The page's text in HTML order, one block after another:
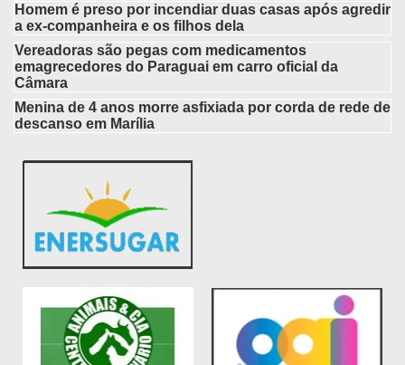
Homem é preso por incendiar duas casas após agredir
a ex-companheira e os filhos dela
Vereadoras são pegas com medicamentos
emagrecedores do Paraguai em carro oficial da
Câmara
Menina de 4 anos morre asfixiada por corda de rede de
descanso em Marília